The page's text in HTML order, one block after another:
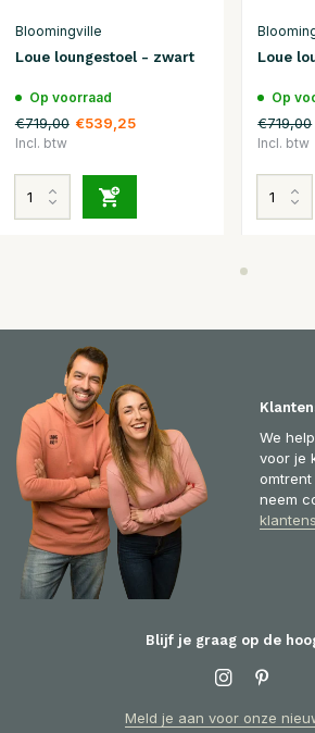
Bloomingville
Loue loungestoel - zwart
Op voorraad
€719,00 €539,25
Incl. btw
Loue
Op
€719,00
Incl. btw
We
voor je
neem
Blijf je graag op de
Meld je aan voor onze